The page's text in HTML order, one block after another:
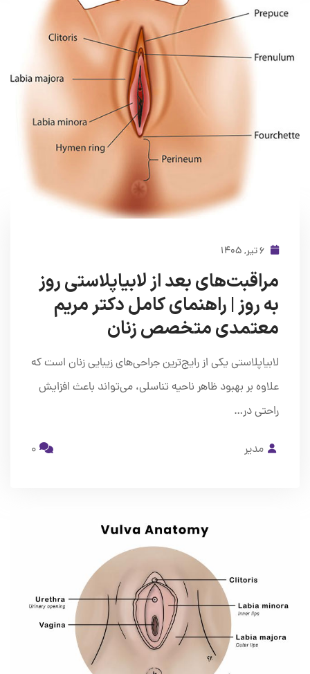
مراقبت‌های بعد از لابیاپلاستی روز
به روز | راهنمای کامل دکتر مریم
معتمدی متخصص زنان
لابیاپلاستی یکی از رایج‌ترین جراحی‌های زیبایی زنان است که
علاوه بر بهبود ظاهر ناحیه تناسلی، می‌تواند باعث افزایش
راحتی در…
مدیر